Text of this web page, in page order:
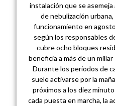
instalación que se asemeja
de nebulización
funcionamiento en
según los responsables
cubre ocho bloques
beneficia a más de un
Durante los periodos de
suele activarse por la
próximos a los diez
cada puesta en marcha, la